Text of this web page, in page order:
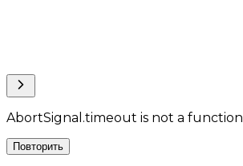
AbortSignal.timeout is not a function
Повторить